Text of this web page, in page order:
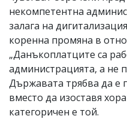
некомпетентна
залага на
коренна промяна в
„Данъкоплатците са
администрацията, а не
Държавата трябва да е
вместо да изоставя
категоричен е той.